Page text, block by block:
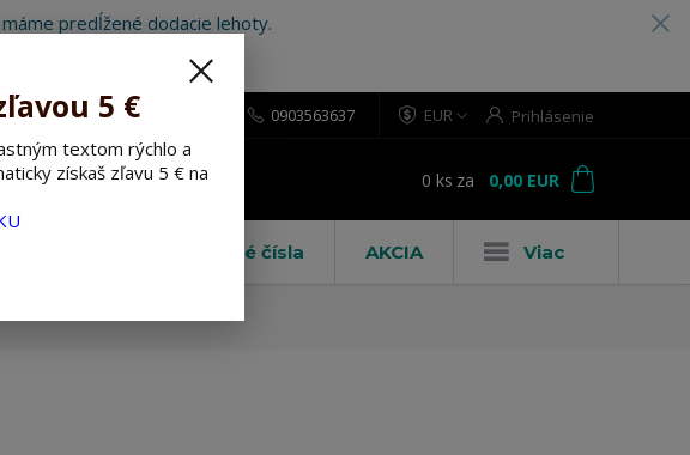
predĺžené dodacie lehoty.
EUR Prihlásenie
Hľadať
0903563637
0 ks za 0,00 EUR
Domové čísla AKCIA Viac
5 €
textom rýchlo a
získaš zľavu 5 € na